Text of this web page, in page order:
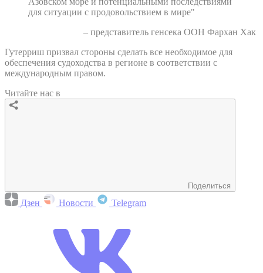
для ситуации с продовольствием в мире"
– представитель генсека ООН Фархан Хак
Гутерриш призвал стороны сделать все необходимое для
обеспечения судоходства в регионе в соответствии с
международным правом.
Читайте нас в
Поделиться
Дзен Новости Telegram